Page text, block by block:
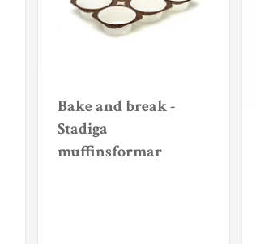
Bake and break -
Stadiga
muffinsformar